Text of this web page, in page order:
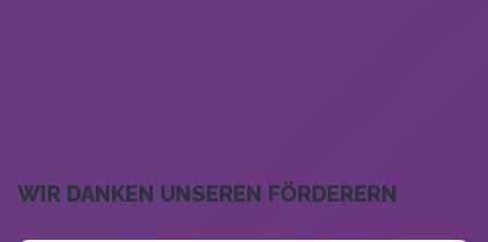
WIR DANKEN UNSEREN FÖRDERERN